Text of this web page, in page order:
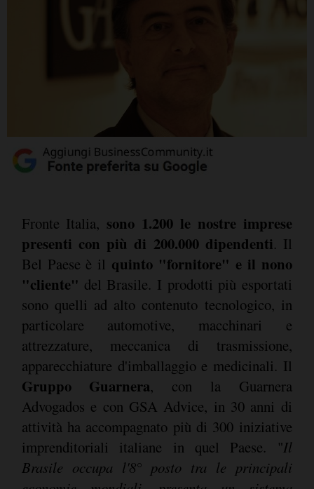
Fronte Italia, sono 1.200 le nostre imprese
presenti con più di 200.000 dipendenti. Il
Bel Paese è il quinto "fornitore" e il nono
"cliente" del Brasile. I prodotti più esportati
sono quelli ad alto contenuto tecnologico, in
particolare automotive, macchinari e
attrezzature, meccanica di trasmissione,
apparecchiature d'imballaggio e medicinali. Il
Gruppo Guarnera, con la Guarnera
Advogados e con GSA Advice, in 30 anni di
attività ha accompagnato più di 300 iniziative
imprenditoriali italiane in quel Paese. "Il
Brasile occupa l'8° posto tra le principali